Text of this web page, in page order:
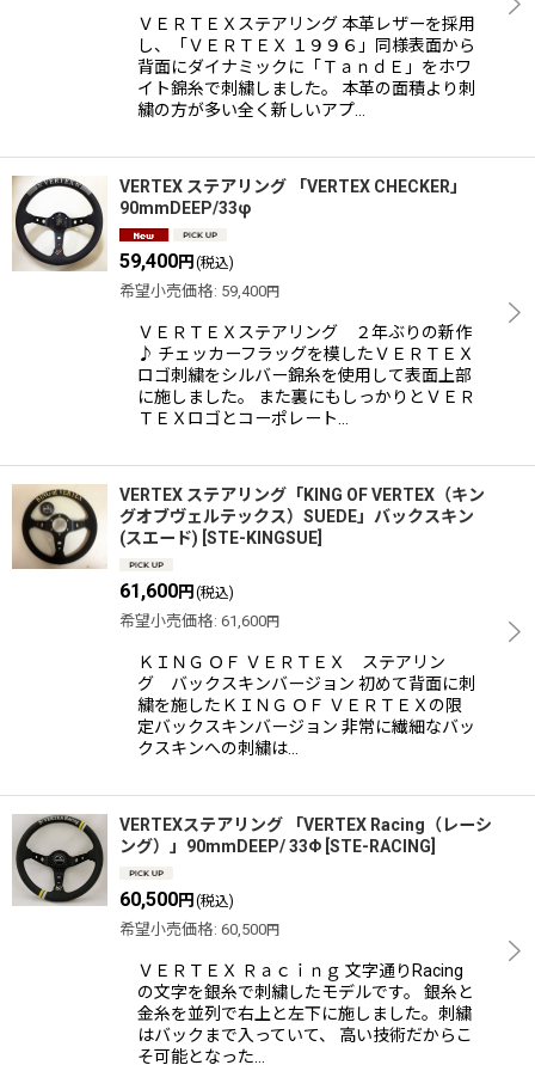
ＶＥＲＴＥＸステアリング 本革レザーを採用
し、「ＶＥＲＴＥＸ １９９６」同様表面から
背面にダイナミックに「ＴａｎｄＥ」をホワ
イト錦糸で刺繍しました。 本革の面積より刺
繍の方が多い全く新しいアプ…
VERTEX ステアリング 「VERTEX CHECKER」
90mmDEEP/33φ
59,400円 (税込)
希望小売価格: 59,400円
ＶＥＲＴＥＸステアリング ２年ぶりの新作
♪ チェッカーフラッグを模したＶＥＲＴＥＸ
ロゴ刺繍をシルバー錦糸を使用して表面上部
に施しました。 また裏にもしっかりとＶＥＲ
ＴＥＸロゴとコーポレート…
VERTEX ステアリング「KING OF VERTEX（キン
グオブヴェルテックス）SUEDE」バックスキン
(スエード) STE-KINGSUE
61,600円 (税込)
希望小売価格: 61,600円
ＫＩＮＧ ＯＦ ＶＥＲＴＥＸ ステアリン
グ バックスキンバージョン 初めて背面に刺
繍を施したＫＩＮＧ ＯＦ ＶＥＲＴＥＸの限
定バックスキンバージョン 非常に繊細なバッ
クスキンへの刺繍は…
VERTEXステアリング 「VERTEX Racing（レーシ
ング）」90mmDEEP/ 33Φ STE-RACING
60,500円 (税込)
希望小売価格: 60,500円
ＶＥＲＴＥＸ Ｒａｃｉｎｇ 文字通りRacing
の文字を銀糸で刺繍したモデルです。 銀糸と
金糸を並列で右上と左下に施しました。刺繍
はバックまで入っていて、 高い技術だからこ
そ可能となった…